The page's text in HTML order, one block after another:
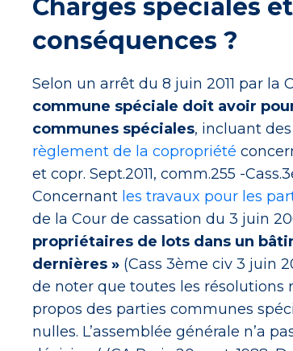
Charges spéciales
conséquences ?
Selon un arrêt du 8 juin 2011 par la
commune spéciale doit avoir
communes spéciales, incluant
règlement de la copropriété
et copr. Sept.2011, comm.255 -
Concernant les travaux pour les
de la Cour de cassation du 3 juin
propriétaires de lots dans un
dernières » (Cass 3ème civ 3 juin
de noter que toutes les résolutions
propos des parties communes
nulles. L’assemblée générale n’a